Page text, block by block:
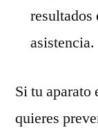
resultados
asistencia.
Si tu aparato
quieres